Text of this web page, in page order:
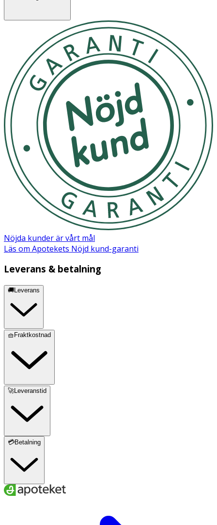
Konstruktion med bred krage, stor grepplatta och
skyddad luerkoppling
Latex- och PVC-fri
Nöjda kunder är vårt mål
Läs om Apotekets Nöjd kund-garanti
Leverans & betalning
🚚Leverans
🧺Fraktkostnad
🚀Leveranstid
💳Betalning